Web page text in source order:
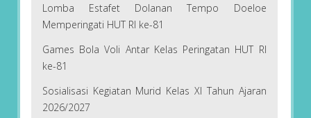
Lomba Estafet Dolanan Tempo Doeloe
Memperingati HUT RI ke-81
Games Bola Voli Antar Kelas Peringatan HUT RI
ke-81
Sosialisasi Kegiatan Murid Kelas XI Tahun Ajaran
2026/2027